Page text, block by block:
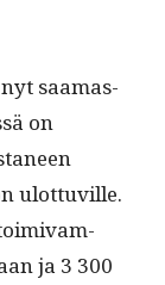
saa­mas­
on
ulot­tuville.
ja 3 300